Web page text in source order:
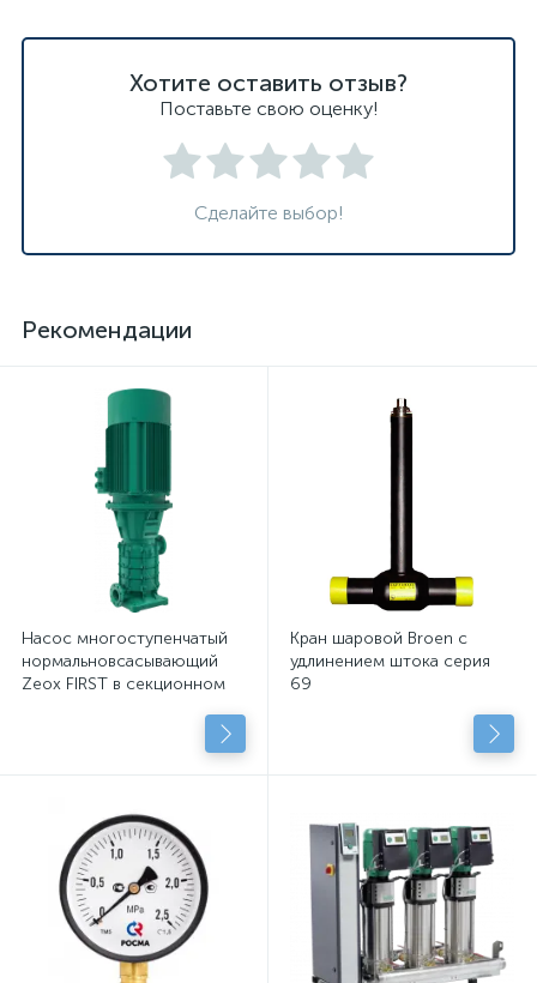
Хотите оставить отзыв?
Поставьте свою оценку!
Сделайте выбор!
Рекомендации
Насос многоступенчатый
нормальновсасывающий
Zeox FIRST в секционном
Кран шаровой Broen с
удлинением штока серия
69